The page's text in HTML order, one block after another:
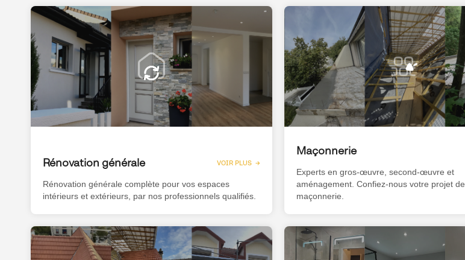
Rénovation générale VOIR PLUS →
Rénovation générale complète pour vos espaces
intérieurs et extérieurs, par nos professionnels qualifiés.
Maçonnerie
Experts en gros-œuvre, second-œuvre et
aménagement. Confiez-nous votre projet de
maçonnerie.